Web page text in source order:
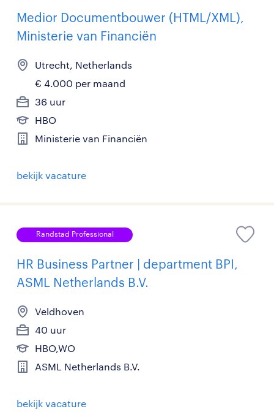
Medior Documentbouwer (HTML/XML),
Ministerie van Financiën
Utrecht, Netherlands
€ 4.000 per maand
36 uur
HBO
Ministerie van Financiën
bekijk vacature
Randstad Professional
HR Business Partner | department BPI,
ASML Netherlands B.V.
Veldhoven
40 uur
HBO,WO
ASML Netherlands B.V.
bekijk vacature